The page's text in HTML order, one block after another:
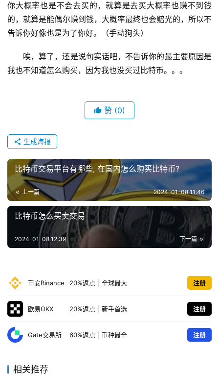
你大概率也是不会去买的，就算是去买大概率也赚不到钱
的，就算是能偶尔赚到钱，大概率最终也会赔光的，所以不
告诉你好像也是为了你好。（手动狗头）
唉，算了，还是说句实话吧，不告诉你的最主要原因是
我也不知道怎么购买，因为我也没买过比特币。。。
赞 (0)
生成海报
比特币交易平台有哪些, 在国内怎么购买比特币?
上一篇 2024-01-08 11:46
比特币怎么买卖交易
下一篇
2024-01-08 12:39
币安Binance 20%返点 全球最大 注册
欧易OKX 20%返点 新手首选 注册
Gate交易所 60%返点 币种最全 注册
相关推荐